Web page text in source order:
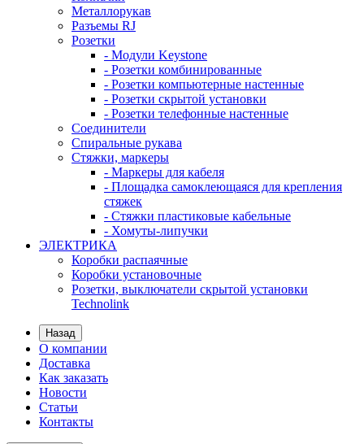
Металлорукав
Разъемы RJ
Розетки
- Модули Keystone
- Розетки комбинированные
- Розетки компьютерные настенные
- Розетки скрытой установки
- Розетки телефонные настенные
Соединители
Спиральные рукава
Стяжки, маркеры
- Маркеры для кабеля
- Площадка самоклеющаяся для крепления
стяжек
- Стяжки пластиковые кабельные
- Хомуты-липучки
ЭЛЕКТРИКА
Коробки распаячные
Коробки установочные
Розетки, выключатели скрытой установки
Technolink
Назад
О компании
Доставка
Как заказать
Новости
Статьи
Контакты